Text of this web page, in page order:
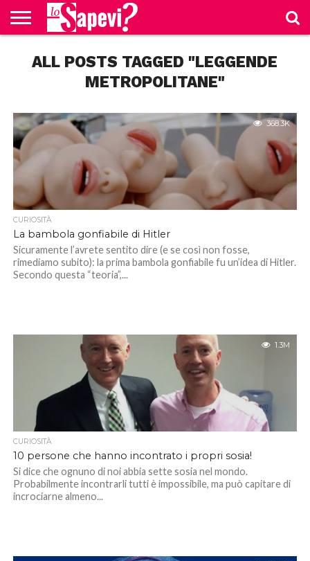
BENESSERE
GOSSIP
PRODOTTI
AMAZON
NEWS
CASA E
CUCINA
ALL POSTS TAGGED "LEGGENDE
METROPOLITANE"
368.3K
CURIOSITÀ
La bambola gonfiabile di Hitler
Sicuramente l’avrete sentito dire (e se così non fosse,
rimediamo subito): la prima bambola gonfiabile fu un’idea di Hitler.
Secondo questa “teoria”,...
1.3M
CURIOSITÀ
10 persone che hanno incontrato i propri sosia!
Si dice che ognuno di noi abbia sette sosia nel mondo.
Probabilmente incontrarli tutti è impossibile, ma può capitare di
incrociarne almeno...